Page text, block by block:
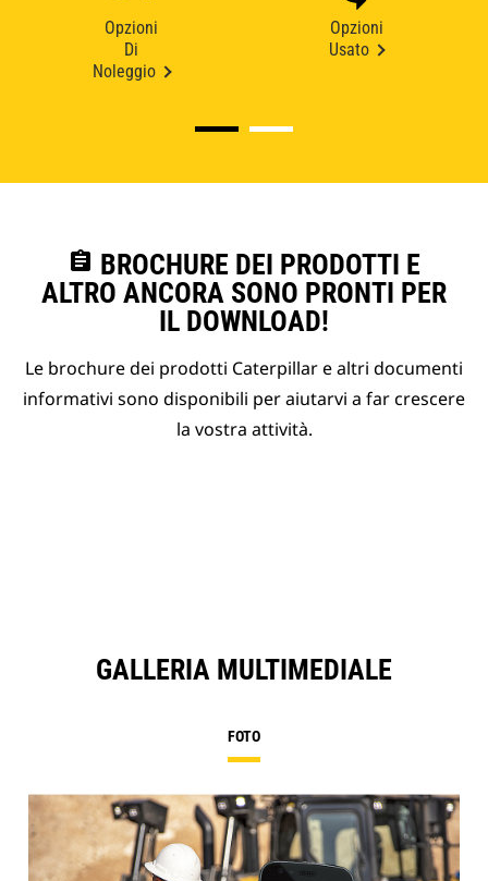
Opzioni
Di
Noleggio
Opzioni
Usato
assignment BROCHURE DEI PRODOTTI E
ALTRO ANCORA SONO PRONTI PER
IL DOWNLOAD!
Le brochure dei prodotti Caterpillar e altri documenti
informativi sono disponibili per aiutarvi a far crescere
la vostra attività.
GALLERIA MULTIMEDIALE
FOTO